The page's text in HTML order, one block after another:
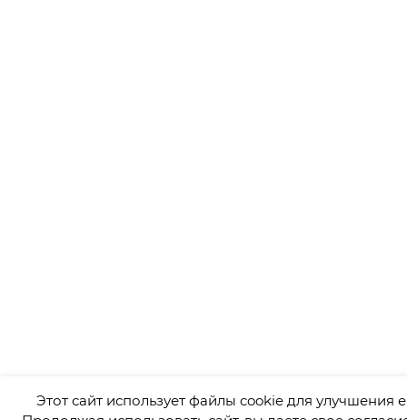
Этот сайт использует файлы cookie для улучшения